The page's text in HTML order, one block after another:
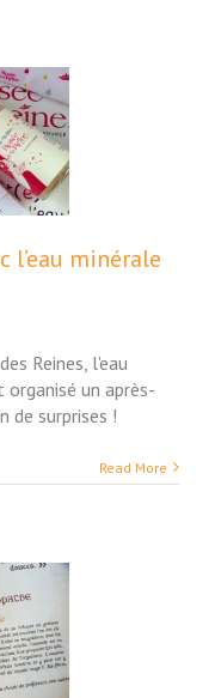
l’eau minérale
Reines, l'eau
organisé un après-
de surprises !
Read More